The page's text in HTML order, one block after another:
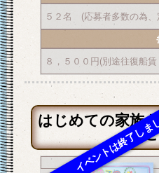
５２名 (応募者多数の為
８，５００円(別途往復船
はじめての家族
び